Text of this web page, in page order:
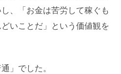
、「お金は苦労して稼ぐも
いことだ」という価値観を
」でした。